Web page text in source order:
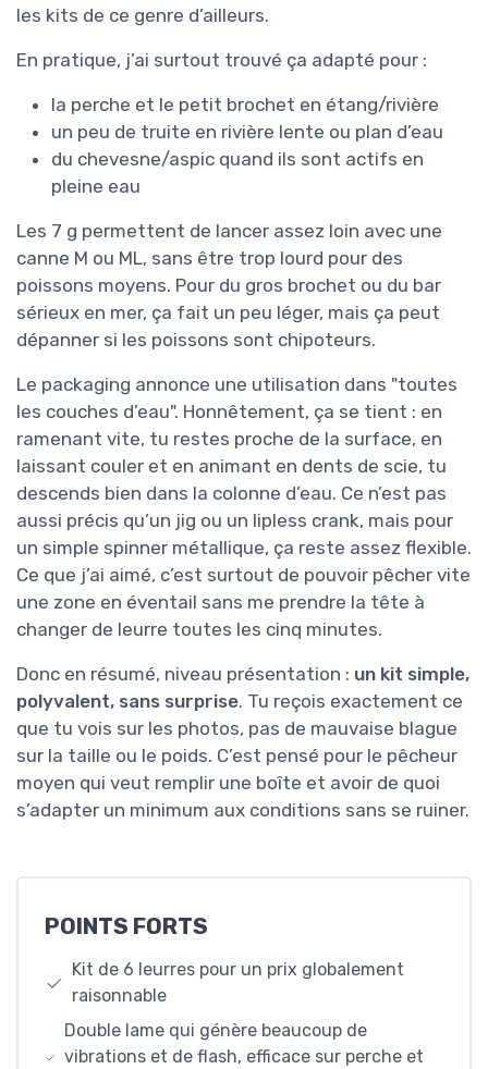
les kits de ce genre d’ailleurs.
En pratique, j’ai surtout trouvé ça adapté pour :
la perche et le petit brochet en étang/rivière
un peu de truite en rivière lente ou plan d’eau
du chevesne/aspic quand ils sont actifs en
pleine eau
Les 7 g permettent de lancer assez loin avec une
canne M ou ML, sans être trop lourd pour des
poissons moyens. Pour du gros brochet ou du bar
sérieux en mer, ça fait un peu léger, mais ça peut
dépanner si les poissons sont chipoteurs.
Le packaging annonce une utilisation dans "toutes
les couches d’eau". Honnêtement, ça se tient : en
ramenant vite, tu restes proche de la surface, en
laissant couler et en animant en dents de scie, tu
descends bien dans la colonne d’eau. Ce n’est pas
aussi précis qu’un jig ou un lipless crank, mais pour
un simple spinner métallique, ça reste assez flexible.
Ce que j’ai aimé, c’est surtout de pouvoir pêcher vite
une zone en éventail sans me prendre la tête à
changer de leurre toutes les cinq minutes.
Donc en résumé, niveau présentation : un kit simple,
polyvalent, sans surprise. Tu reçois exactement ce
que tu vois sur les photos, pas de mauvaise blague
sur la taille ou le poids. C’est pensé pour le pêcheur
moyen qui veut remplir une boîte et avoir de quoi
s’adapter un minimum aux conditions sans se ruiner.
POINTS FORTS
Kit de 6 leurres pour un prix globalement
raisonnable
Double lame qui génère beaucoup de
vibrations et de flash, efficace sur perche et